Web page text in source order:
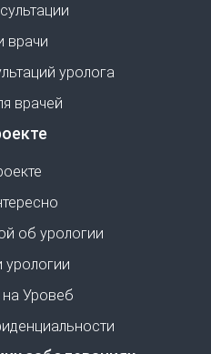
врачи
уролога
врачей
об урологии
урологии
Уровеб